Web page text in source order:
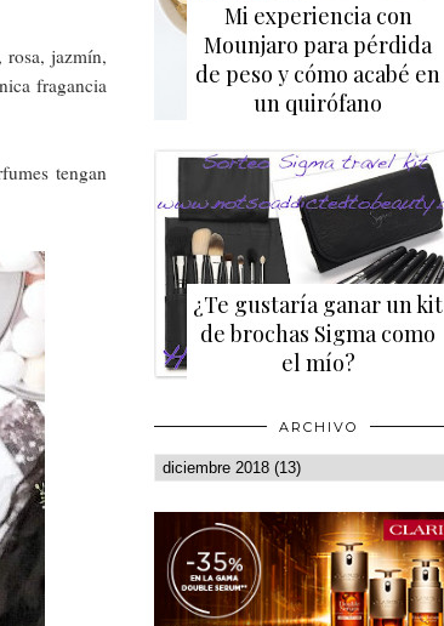
rosa, jazmín,
fragancia
tengan
Mi experiencia con
Mounjaro para pérdida
de peso y cómo acabé en
un quirófano
¿Te gustaría ganar un kit
de brochas Sigma como
el mío?
ARCHIVO